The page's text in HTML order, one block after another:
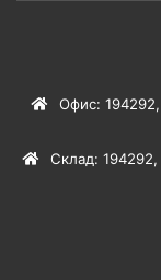
Офис: 194292,
Склад: 194292,